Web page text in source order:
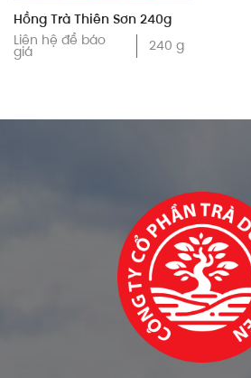
Hồng Trà Thiên Sơn 240g
240 g
Liên hệ để báo
giá